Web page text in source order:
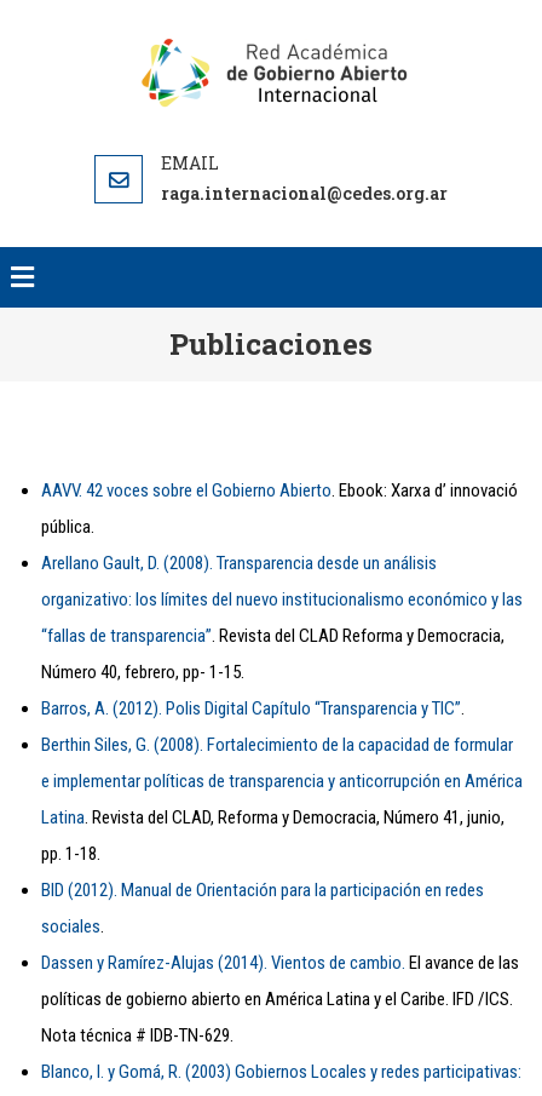
raga.internacional@cedes.org.ar
Publicaciones
AAVV. 42 voces sobre el Gobierno Abierto. Ebook: Xarxa d’ innovació
pública.
Arellano Gault, D. (2008). Transparencia desde un análisis
organizativo: los límites del nuevo institucionalismo económico y las
“fallas de transparencia”. Revista del CLAD Reforma y Democracia,
Número 40, febrero, pp- 1-15.
Barros, A. (2012). Polis Digital Capítulo “Transparencia y TIC”.
Berthin Siles, G. (2008). Fortalecimiento de la capacidad de formular
e implementar políticas de transparencia y anticorrupción en América
Latina. Revista del CLAD, Reforma y Democracia, Número 41, junio,
pp. 1-18.
BID (2012). Manual de Orientación para la participación en redes
sociales.
Dassen y Ramírez-Alujas (2014). Vientos de cambio. El avance de las
políticas de gobierno abierto en América Latina y el Caribe. IFD /ICS.
Nota técnica # IDB-TN-629.
Blanco, I. y Gomá, R. (2003) Gobiernos Locales y redes participativas: